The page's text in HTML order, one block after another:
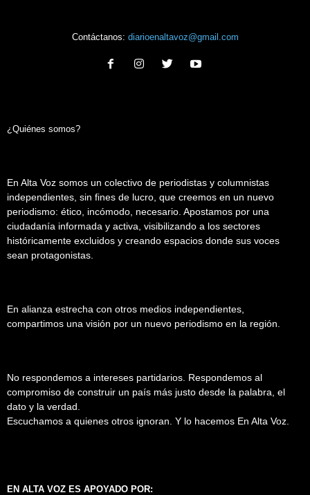
Contáctanos: diarioenaltavoz@gmail.com
¿Quiénes somos?
En Alta Voz somos un colectivo de periodistas y columnistas
independientes, sin fines de lucro, que creemos en un nuevo
periodismo: ético, incómodo, necesario. Apostamos por una
ciudadanía informada y activa, visibilizando a los sectores
históricamente excluidos y creando espacios donde sus voces
sean protagonistas.
En alianza estrecha con otros medios independientes,
compartimos una visión por un nuevo periodismo en la región.
No respondemos a intereses partidarios. Respondemos al
compromiso de construir un país más justo desde la palabra, el
dato y la verdad.
Escuchamos a quienes otros ignoran. Y lo hacemos En Alta Voz.
EN ALTA VOZ ES APOYADO POR: